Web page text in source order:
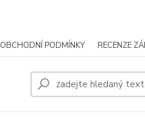
OBCHODNÍ PODMÍNKY RECENZE